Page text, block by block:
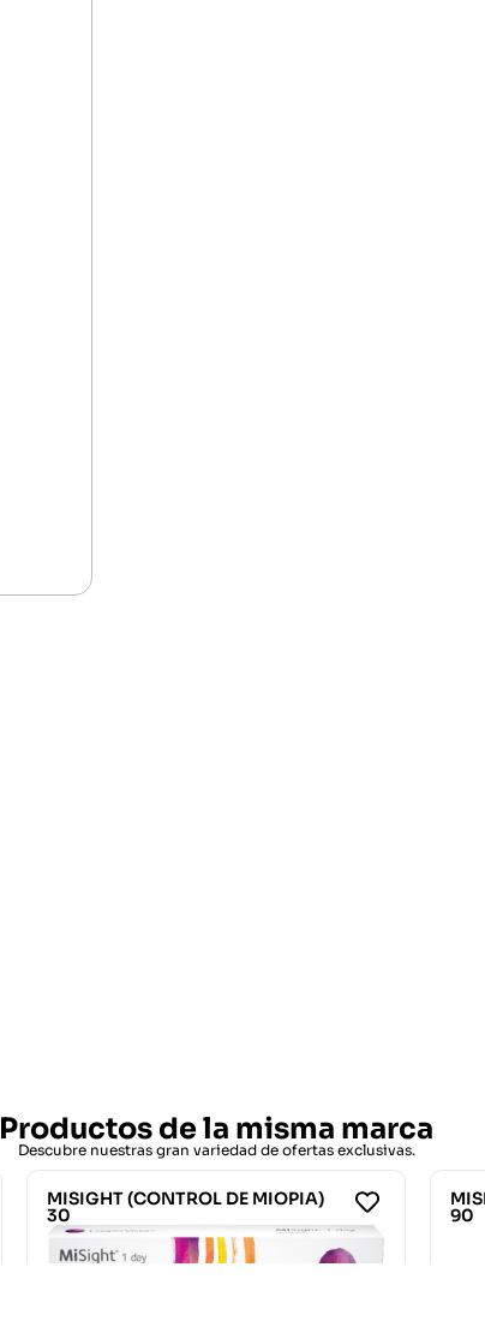
Productos de la misma marca
Descubre nuestras gran variedad de ofertas exclusivas.
MISIGHT (CONTROL DE MIOPIA)
90 30